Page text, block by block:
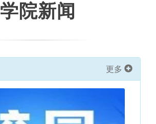
学院新闻
更多